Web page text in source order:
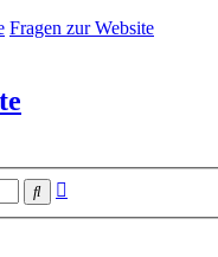
Fragen zur Website
Suche